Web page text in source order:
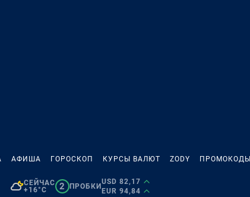
АФИША ГОРОСКОП КУРСЫ ВАЛЮТ ZODY ПРОМОКОДЫ
СЕЙЧАС
+16°C
2 ПРОБКИ
USD 82,17
EUR 94,84